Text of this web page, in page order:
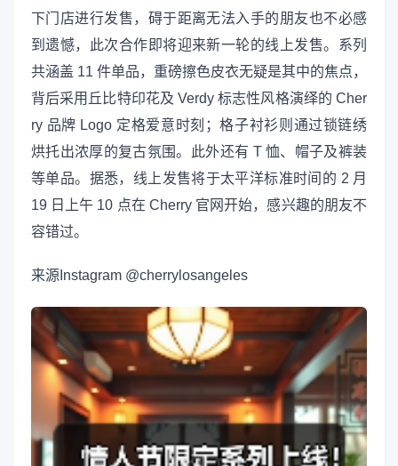
下门店进行发售，碍于距离无法入手的朋友也不必感
到遗憾，此次合作即将迎来新一轮的线上发售。系列
共涵盖 11 件单品，重磅擦色皮衣无疑是其中的焦点，
背后采用丘比特印花及 Verdy 标志性风格演绎的 Cher
ry 品牌 Logo 定格爱意时刻；格子衬衫则通过锁链绣
烘托出浓厚的复古氛围。此外还有 T 恤、帽子及裤装
等单品。据悉，线上发售将于太平洋标准时间的 2 月
19 日上午 10 点在 Cherry 官网开始，感兴趣的朋友不
容错过。
来源 Instagram @cherrylosangeles